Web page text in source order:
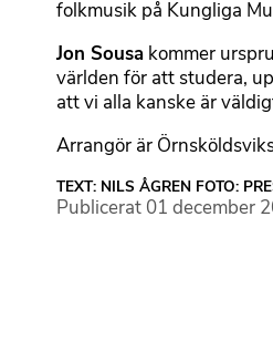
folkmusik på Kungliga
Jon Sousakommer
världen för att studera,
att vi alla kanske är
Arrangör är
TEXT: NILS ÅGREN FOTO:
Publicerat 01 december